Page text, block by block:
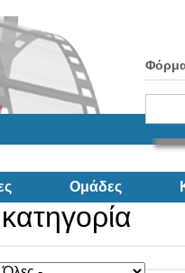
Ομάδες